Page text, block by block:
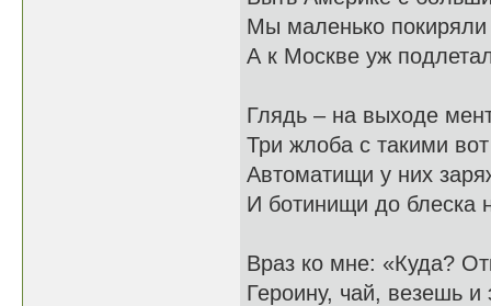
Мы маленько
А к Москве уж
Глядь – на выходе
Три жлоба с такими
Автоматищи у них
И ботинищи до блеска
Враз ко мне: «Куда?
Героину, чай, везешь и